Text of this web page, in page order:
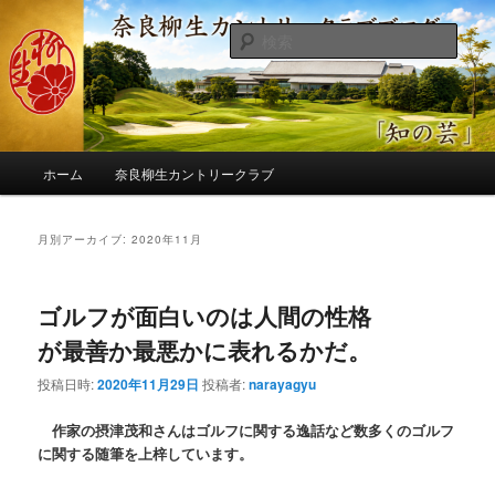
ン
コ
ン
へ
コ
ン
ツ
移
奈良柳生カントリークラブ総支配人
ブログ
季節の話題、クラブの出来事、コースの改修・更新作業、ゴルフに関する随
筆、喜怒哀楽などを気まぐれに発信します。
検
索
ホーム 奈良柳生カントリークラブ
月別アーカイブ:2020年11月
ゴルフが面白いのは人間の性格
が最善か最悪かに表れるかだ。
投稿日時:2020年11月29日 投稿者:narayagyu
作家の摂津茂和さんはゴルフに関する逸話など数多くのゴルフ
に関する随筆を上梓しています。